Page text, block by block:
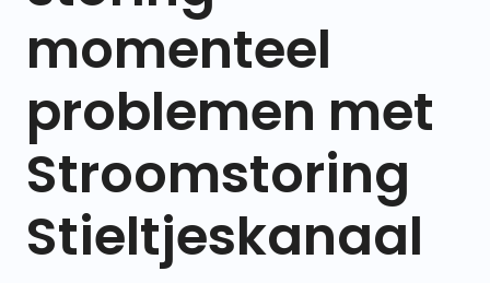
momenteel
problemen met
Stroomstoring
Stieltjeskanaal